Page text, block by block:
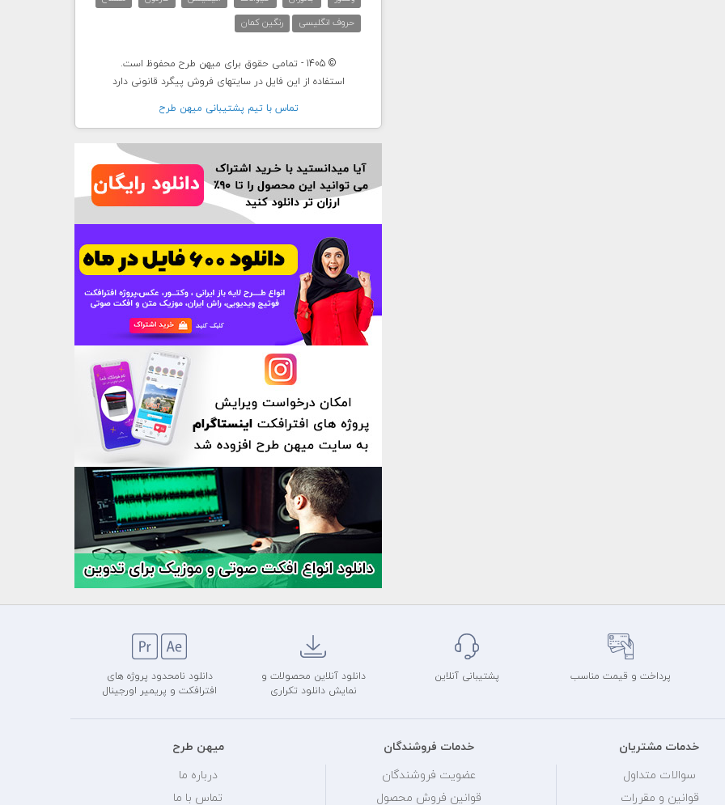
حروف انگلیسی
رنگین کمان
© 1405 - تمامی حقوق برای میهن طرح محفوظ است.
استفاده از این فایل در سایتهای فروش پیگرد قانونی دارد
تماس با تيم پشتيبانی ميهن طرح
پرداخت و قیمت مناسب پشتیبانی آنلاین
دانلود آنلاین محصولات و
نمایش دانلود تکراری
دانلود نامحدود پروژه های
افترافکت و پریمیر اورجینال
خدمات مشتریان
سوالات متداول
قوانین و مقررات
خدمات فروشندگان
عضویت فروشندگان
قوانین فروش محصول
میهن طرح
درباره ما
تماس با ما